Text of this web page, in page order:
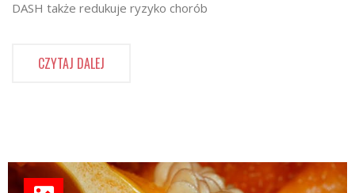
DASH także redukuje ryzyko chorób
CZYTAJ DALEJ